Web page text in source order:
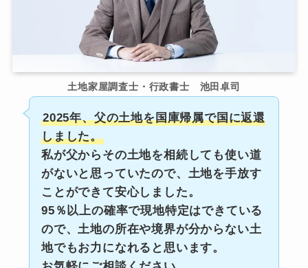
土地家屋調査士・行政書士 池田卓司
2025年、父の土地を国庫帰属で国に返還
しました。
私が父からその土地を相続しても使い道
がないと思っていたので、土地を手放す
ことができて安心しました。
95％以上の確率で現地特定はできている
ので、土地の所在や境界が分からない土
地でもお力になれると思います。